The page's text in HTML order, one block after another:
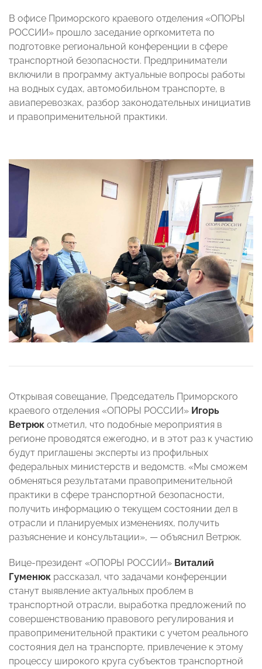
В офисе Приморского краевого отделения «ОПОРЫ
РОССИИ» прошло заседание оргкомитета по
подготовке региональной конференции в сфере
транспортной безопасности. Предприниматели
включили в программу актуальные вопросы работы
на водных судах, автомобильном транспорте, в
авиаперевозках, разбор законодательных инициатив
и правоприменительной практики.
Открывая совещание, Председатель Приморского
краевого отделения «ОПОРЫ РОССИИ» Игорь
Ветрюк отметил, что подобные мероприятия в
регионе проводятся ежегодно, и в этот раз к участию
будут приглашены эксперты из профильных
федеральных министерств и ведомств. «Мы сможем
обменяться результатами правоприменительной
практики в сфере транспортной безопасности,
получить информацию о текущем состоянии дел в
отрасли и планируемых изменениях, получить
разъяснение и консультации», — объяснил Ветрюк.
Вице-президент «ОПОРЫ РОССИИ» Виталий
Гуменюк рассказал, что задачами конференции
станут выявление актуальных проблем в
транспортной отрасли, выработка предложений по
совершенствованию правового регулирования и
правоприменительной практики с учетом реального
состояния дел на транспорте, привлечение к этому
процессу широкого круга субъектов транспортной